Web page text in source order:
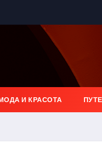
И КРАСОТА